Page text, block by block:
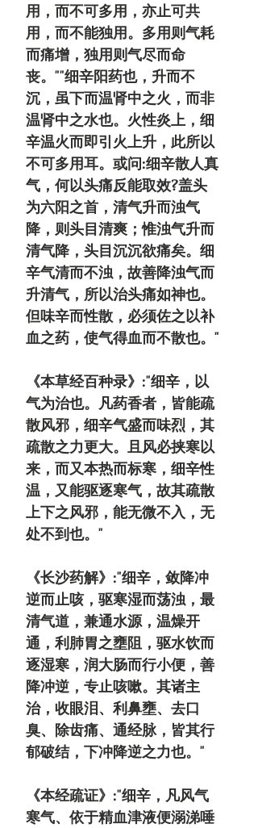
用，而不可多用，亦止可共
用，而不能独用。多用则气耗
而痛增，独用则气尽而命
丧。""细辛阳药也，升而不
沉，虽下而温肾中之火，而非
温肾中之水也。火性炎上，细
辛温火而即引火上升，此所以
不可多用耳。或问:细辛散人真
气，何以头痛反能取效?盖头
为六阳之首，清气升而浊气
降，则头目清爽；惟浊气升而
清气降，头目沉沉欲痛矣。细
辛气清而不浊，故善降浊气而
升清气，所以治头痛如神也。
但味辛而性散，必须佐之以补
血之药，使气得血而不散也。"
《本草经百种录》:"细辛，以
气为治也。凡药香者，皆能疏
散风邪，细辛气盛而味烈，其
疏散之力更大。且风必挟寒以
来，而又本热而标寒，细辛性
温，又能驱逐寒气，故其疏散
上下之风邪，能无微不入，无
处不到也。"
《长沙药解》:"细辛，敛降冲
逆而止咳，驱寒湿而荡浊，最
清气道，兼通水源，温燥开
通，利肺胃之壅阻，驱水饮而
逐湿寒，润大肠而行小便，善
降冲逆，专止咳嗽。其诸主
治，收眼泪、利鼻壅、去口
臭、除齿痛、通经脉，皆其行
郁破结，下冲降逆之力也。"
《本经疏证》:"细辛，凡风气
寒气、依于精血津液便溺涕唾